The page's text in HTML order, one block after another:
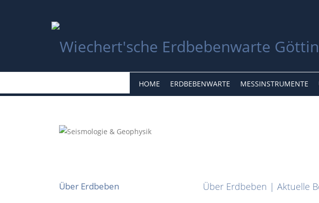
HOME ERDBEBENWARTE MESSINSTRUMENTE
Über Erdbeben Über Erdbeben | Aktuelle